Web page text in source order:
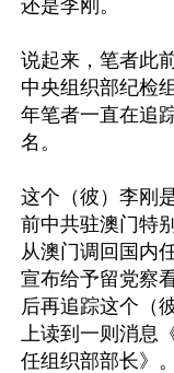
还是李刚。
说起来，笔者此
中央组织部纪检
年笔者一直在追
名。
这个（彼）李刚
前中共驻澳门特
从澳门调回国内
宣布给予留党察
后再追踪这个（
上读到一则消息
任组织部部长》。